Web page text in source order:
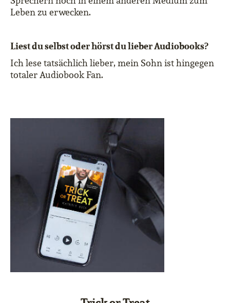
Leben zu erwecken.
Liest du selbst oder hörst du lieber Audiobooks?
Ich lese tatsächlich lieber, mein Sohn ist hingegen
totaler Audiobook Fan.